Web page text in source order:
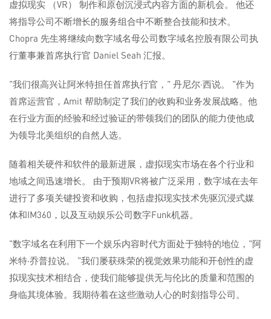
虚拟现实 （VR） 制作和原创沉浸式内容方面的新机会。 他还
将指导公司不断增长的服务组合中不断整合技能和技术。
Chopra 先生将继续向数字域名母公司数字域名控股有限公司执
行董事兼首席执行官 Daniel Seah 汇报。
"我们很高兴让阿米特担任首席执行官，" 丹尼尔·西说。 "作为
首席运营官，Amit 帮助制定了我们的收购和业务发展战略。他
在行业方面的经验和经过验证的带领我们的团队的能力使他成
为领导北美组织的自然人选。
随着相关硬件和软件的最新进展，虚拟现实市场在各个行业和
地域之间迅速增长。 由于预期VR将被广泛采用，数字域在去年
进行了多项关键投资和收购，包括虚拟现实技术先驱沉浸式媒
体和IM360，以及互动娱乐公司数字Funk机器。
"数字域名在利用下一个娱乐内容时代方面处于独特的地位，"阿
米特·乔普拉说。 "我们屡获殊荣的视觉效果功能和开创性的虚
拟现实技术相结合，使我们能够提供无与伦比的质量和范围的
身临其境体验。我期待着在这些激动人心的时刻指导公司。